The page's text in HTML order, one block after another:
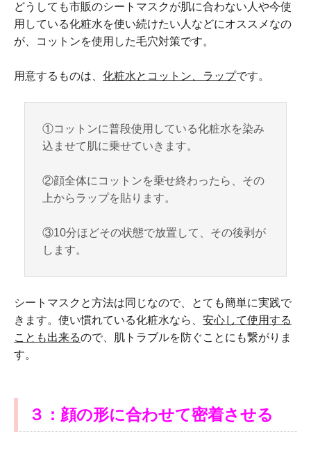
どうしても市販のシートマスクが肌に合わない人や今使
用している化粧水を使い続けたい人などにオススメなの
が、コットンを使用した毛穴対策です。
用意するものは、 化粧水とコットン、ラップです。
①コットンに普段使用している化粧水を染み
込ませて肌に乗せていきます。
②顔全体にコットンを乗せ終わったら、その
上からラップを貼ります。
③10分ほどその状態で放置して、その後剥が
します。
シートマスクと方法は同じなので、とても簡単に実践で
きます。使い慣れている化粧水なら、 安心して使用する
ことも出来るので、肌トラブルを防ぐことにも繋がりま
す。
３：顔の形に合わせて密着させる